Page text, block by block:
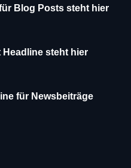
Blog Posts steht hier
Headline steht hier
für Newsbeiträge